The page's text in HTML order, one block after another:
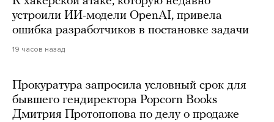
устроили ИИ-модели OpenAI, привела
ошибка разработчиков в постановке задачи
19 часов назад
Прокуратура запросила условный срок для
бывшего гендиректора Popcorn Books
Дмитрия Протопопова по делу о продаже